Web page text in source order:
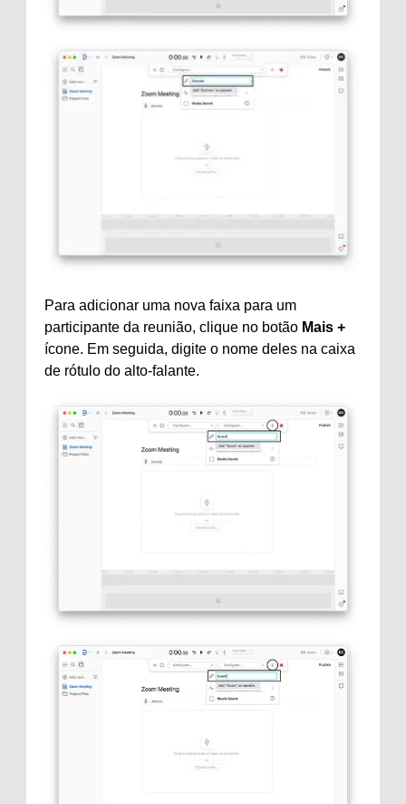
Para adicionar uma nova faixa para um
participante da reunião, clique no botão Mais +
ícone. Em seguida, digite o nome deles na caixa
de rótulo do alto-falante.